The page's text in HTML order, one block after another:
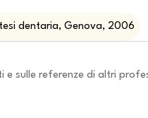
dentaria, Genova, 2006
e sulle referenze di altri